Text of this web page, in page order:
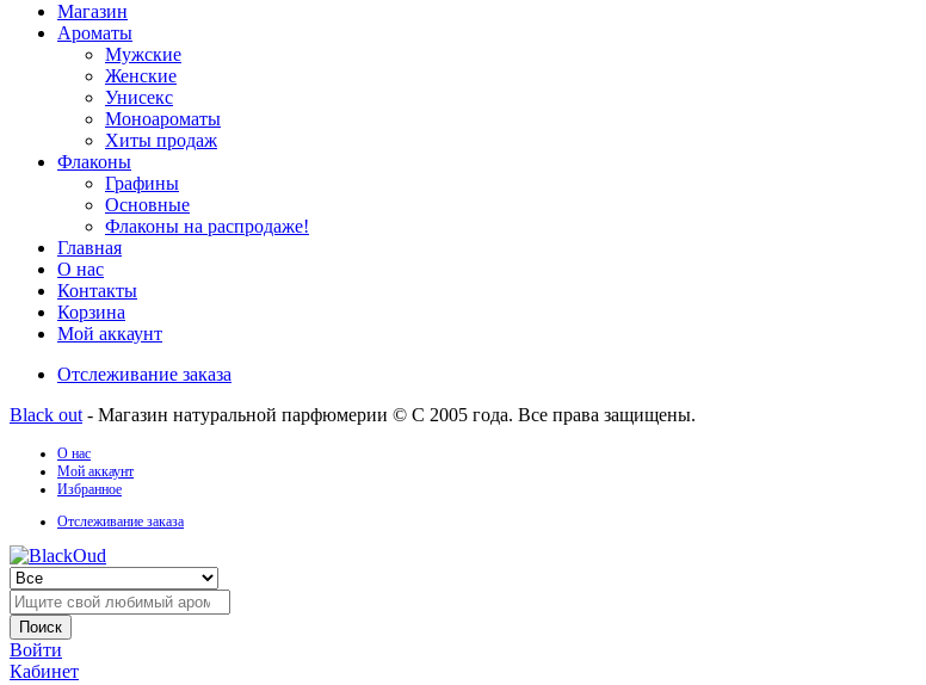
Магазин
Ароматы
Мужские
Женские
Унисекс
Моноароматы
Хиты продаж
Флаконы
Графины
Основные
Флаконы на распродаже!
Главная
О нас
Контакты
Корзина
Мой аккаунт
Отслеживание заказа
Black out - Магазин натуральной парфюмерии © С 2005 года. Все права защищены.
О нас
Мой аккаунт
Избранное
Отслеживание заказа
Поиск
Войти
Кабинет